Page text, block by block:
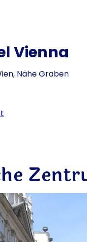
Vienna
Nähe Graben